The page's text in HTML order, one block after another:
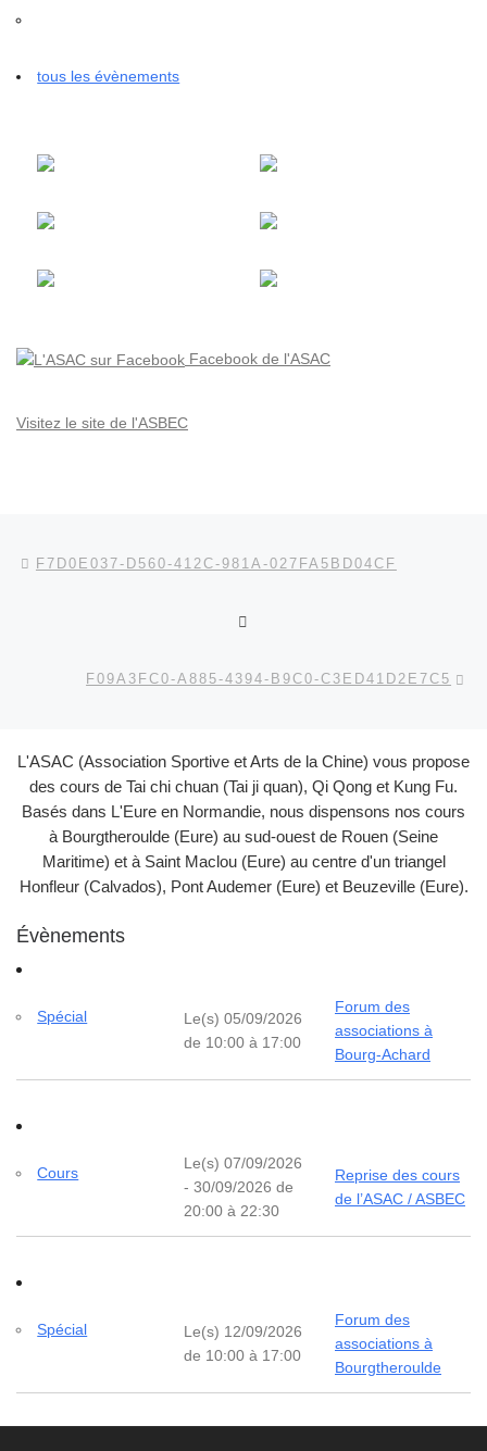
tous les évènements
Facebook de l'ASAC
Visitez le site de l'ASBEC
Parcourir les articles
F7D0E037-D560-412C-981A-027FA5BD04CF
F09A3FC0-A885-4394-B9C0-C3ED41D2E7C5
L'ASAC (Association Sportive et Arts de la Chine) vous propose
des cours de Tai chi chuan (Tai ji quan), Qi Qong et Kung Fu.
Basés dans L'Eure en Normandie, nous dispensons nos cours
à Bourgtheroulde (Eure) au sud-ouest de Rouen (Seine
Maritime) et à Saint Maclou (Eure) au centre d'un triangel
Honfleur (Calvados), Pont Audemer (Eure) et Beuzeville (Eure).
Évènements
Spécial
Le(s) 05/09/2026
de 10:00 à 17:00
Forum des
associations à
Bourg-Achard
Cours
Le(s) 07/09/2026
- 30/09/2026 de
20:00 à 22:30
Reprise des cours
de l’ASAC / ASBEC
Spécial
Le(s) 12/09/2026
de 10:00 à 17:00
Forum des
associations à
Bourgtheroulde